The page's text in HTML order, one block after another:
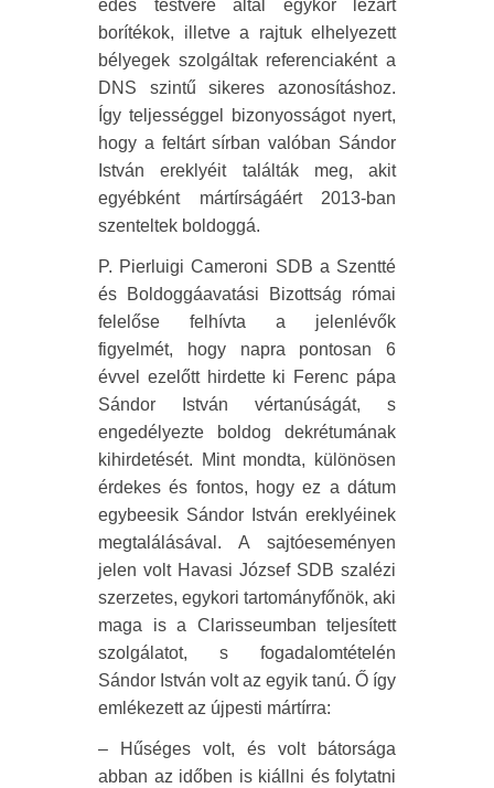
édes testvére által egykor lezárt
borítékok, illetve a rajtuk elhelyezett
bélyegek szolgáltak referenciaként a
DNS szintű sikeres azonosításhoz.
Így teljességgel bizonyosságot nyert,
hogy a feltárt sírban valóban Sándor
István ereklyéit találták meg, akit
egyébként mártírságáért 2013-ban
szenteltek boldoggá.
P. Pierluigi Cameroni SDB a Szentté
és Boldoggáavatási Bizottság római
felelőse felhívta a jelenlévők
figyelmét, hogy napra pontosan 6
évvel ezelőtt hirdette ki Ferenc pápa
Sándor István vértanúságát, s
engedélyezte boldog dekrétumának
kihirdetését. Mint mondta, különösen
érdekes és fontos, hogy ez a dátum
egybeesik Sándor István ereklyéinek
megtalálásával. A sajtóeseményen
jelen volt Havasi József SDB szalézi
szerzetes, egykori tartományfőnök, aki
maga is a Clarisseumban teljesített
szolgálatot, s fogadalomtételén
Sándor István volt az egyik tanú. Ő így
emlékezett az újpesti mártírra:
– Hűséges volt, és volt bátorsága
abban az időben is kiállni és folytatni